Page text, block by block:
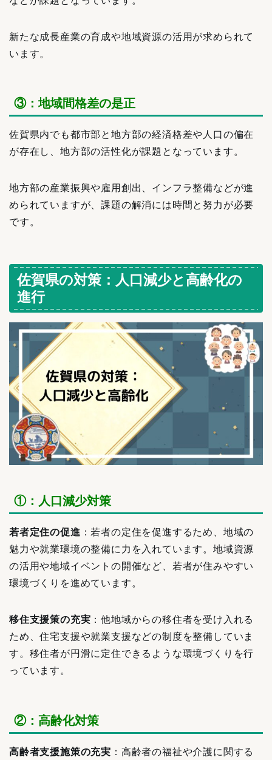
新たな成長産業の育成や地域資源の活用が求められて
います。
③：地域間格差の是正
佐賀県内でも都市部と地方部の経済格差や人口の偏在
が存在し、地方部の活性化が課題となっています。
地方部の産業振興や雇用創出、インフラ整備などが進
められていますが、課題の解消には時間と努力が必要
です。
佐賀県の対策：人口減少と高齢化の
進行
①：人口減少対策
若者定住の促進 ：若者の定住を促進するため、地域の
魅力や就業環境の整備に力を入れています。地域資源
の活用や地域イベントの開催など、若者が住みやすい
環境づくりを進めています。
移住支援策の充実 ：他地域からの移住者を受け入れる
ため、住宅支援や就業支援などの制度を整備していま
す。移住者が円滑に定住できるような環境づくりを行
っています。
②：高齢化対策
高齢者支援施策の充実 ：高齢者の福祉や介護に関する